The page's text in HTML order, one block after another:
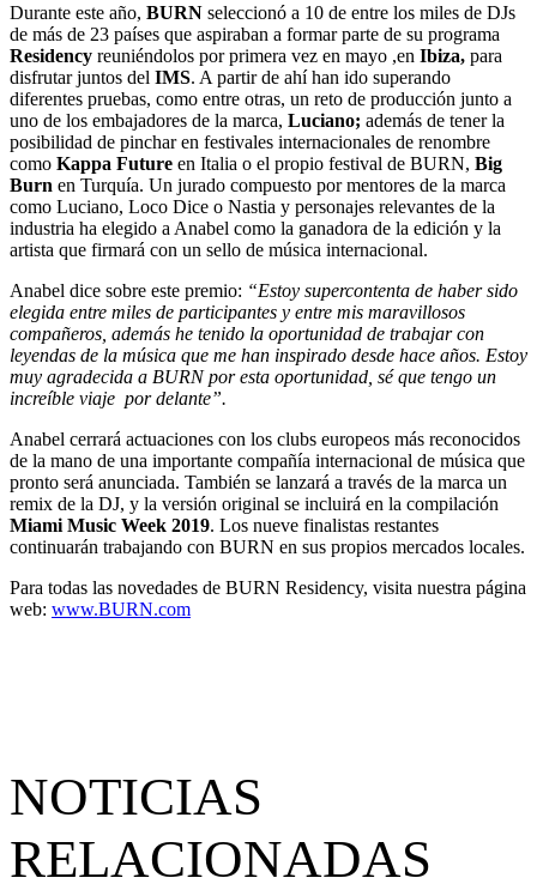
Durante este año, BURN seleccionó a 10 de entre los miles de DJs
de más de 23 países que aspiraban a formar parte de su programa
Residency reuniéndolos por primera vez en mayo ,en Ibiza, para
disfrutar juntos del IMS. A partir de ahí han ido superando
diferentes pruebas, como entre otras, un reto de producción junto a
uno de los embajadores de la marca, Luciano; además de tener la
posibilidad de pinchar en festivales internacionales de renombre
como Kappa Future en Italia o el propio festival de BURN, Big
Burn en Turquía. Un jurado compuesto por mentores de la marca
como Luciano, Loco Dice o Nastia y personajes relevantes de la
industria ha elegido a Anabel como la ganadora de la edición y la
artista que firmará con un sello de música internacional.
Anabel dice sobre este premio: “Estoy supercontenta de haber sido
elegida entre miles de participantes y entre mis maravillosos
compañeros, además he tenido la oportunidad de trabajar con
leyendas de la música que me han inspirado desde hace años. Estoy
muy agradecida a BURN por esta oportunidad, sé que tengo un
increíble viaje por delante”.
Anabel cerrará actuaciones con los clubs europeos más reconocidos
de la mano de una importante compañía internacional de música que
pronto será anunciada. También se lanzará a través de la marca un
remix de la DJ, y la versión original se incluirá en la compilación
Miami Music Week 2019. Los nueve finalistas restantes
continuarán trabajando con BURN en sus propios mercados locales.
Para todas las novedades de BURN Residency, visita nuestra página
web: www.BURN.com
NOTICIAS
RELACIONADAS